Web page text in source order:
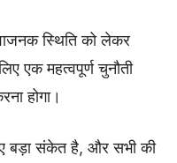
स्थिति को लेकर
एक महत्वपूर्ण चुनौती
होगा।
बड़ा संकेत है, और सभी की